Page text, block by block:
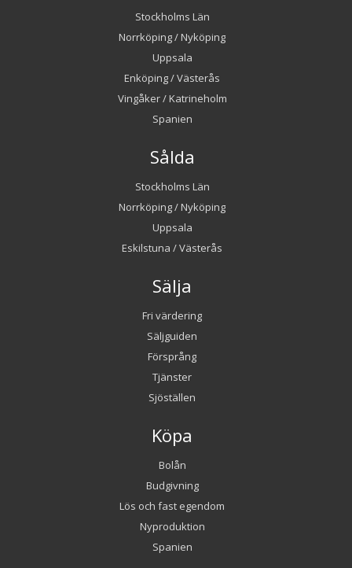
Stockholms Län
Norrköping / Nyköping
Uppsala
Enköping / Västerås
Vingåker / Katrineholm
Spanien
Sålda
Stockholms Län
Norrköping / Nyköping
Uppsala
Eskilstuna / Västerås
Sälja
Fri värdering
Säljguiden
Försprång
Tjänster
Sjöställen
Köpa
Bolån
Budgivning
Lös och fast egendom
Nyproduktion
Spanien